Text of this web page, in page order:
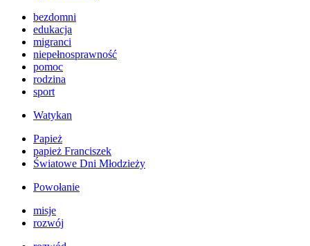
bezdomni
edukacja
migranci
niepełnosprawność
pomoc
rodzina
sport
Watykan
Papież
papież Franciszek
Światowe Dni Młodzieży
Powołanie
misje
rozwój